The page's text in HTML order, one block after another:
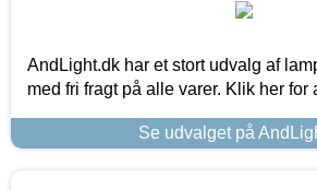
AndLight.dk har et stort udvalg af
med fri fragt på alle varer. Klik her for
Se udvalget på